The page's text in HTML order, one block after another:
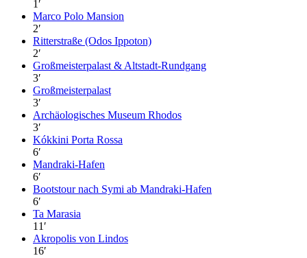
1′
Marco Polo Mansion
2′
Ritterstraße (Odos Ippoton)
2′
Großmeisterpalast & Altstadt-Rundgang
3′
Großmeisterpalast
3′
Archäologisches Museum Rhodos
3′
Kókkini Porta Rossa
6′
Mandraki-Hafen
6′
Bootstour nach Symi ab Mandraki-Hafen
6′
Ta Marasia
11′
Akropolis von Lindos
16′